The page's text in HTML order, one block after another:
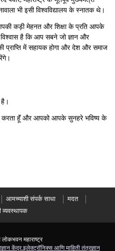
भी इसी विश्वविद्यालय के स्नातक थे।
कड़ी मेहनत और शिक्षा के प्रति आपके
है कि आप सबने जो ज्ञान और
प्राप्ति में सहायक होगा और देश और समाज
है।
करता हॅूं और आपको आपके सुनहरे भविष्य के
आमच्याशी संपर्क साधा
मदत
व्यवस्थापक
लोकभवन महाराष्ट्र
केंद्र,इलेक्ट्रॉनिक्स आणि माहिती तंत्रज्ञान